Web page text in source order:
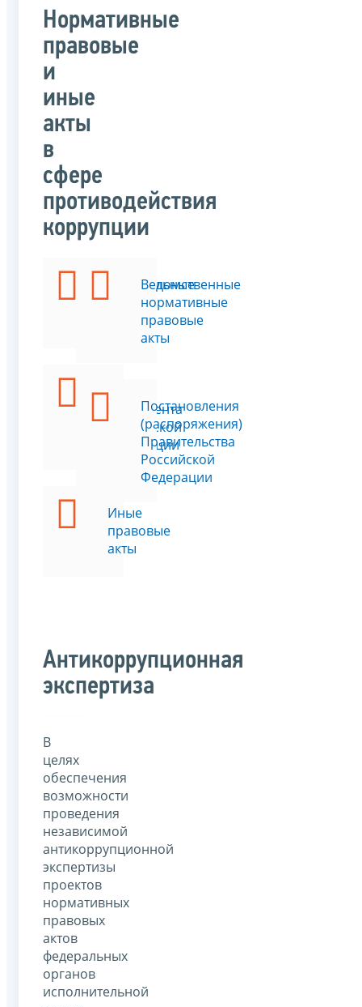
Нормативные
правовые
и
иные
акты
в
сфере
противодействия
коррупции
Федеральные
законы
Указы
Президента
Российской
Федерации
Иные
правовые
акты
Ведомственные
нормативные
правовые
акты
Постановления
(распоряжения)
Правительства
Российской
Федерации
Антикоррупционная
экспертиза
В
целях
обеспечения
возможности
проведения
независимой
антикоррупционной
экспертизы
проектов
нормативных
правовых
актов
федеральных
органов
исполнительной